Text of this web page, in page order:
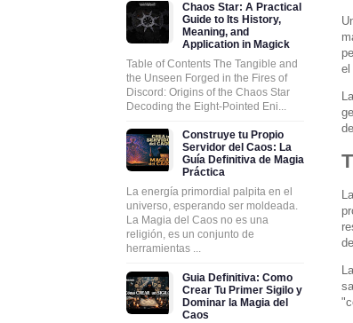
el
Chaos Star: A Practical
Guide to Its History,
Meaning, and
Application in Magick
Table of Contents The Tangible and
the Unseen Forged in the Fires of
Discord: Origins of the Chaos Star
Decoding the Eight-Pointed Eni...
Construye tu Propio
Servidor del Caos: La
Guía Definitiva de Magia
Práctica
La energía primordial palpita en el
universo, esperando ser moldeada.
La Magia del Caos no es una
religión, es un conjunto de
herramientas ...
Guia Definitiva: Como
Crear Tu Primer Sigilo y
Dominar la Magia del
Caos